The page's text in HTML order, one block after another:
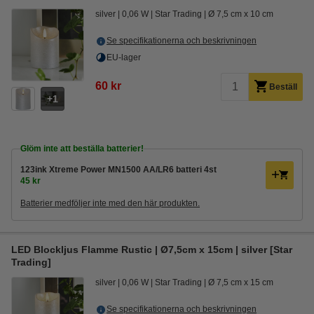
1
silver 0,06 W Star Trading Ø 7,5 cm x 10 cm
Se specifikationerna och beskrivningen
EU-lager
60 kr Beställ
Glöm inte att beställa batterier!
123ink Xtreme Power MN1500 AA/LR6 batteri 4st
45 kr
Batterier medföljer inte med den här produkten.
LED Blockljus Flamme Rustic | Ø7,5cm x 15cm | silver [Star
Trading]
silver 0,06 W Star Trading Ø 7,5 cm x 15 cm
Se specifikationerna och beskrivningen